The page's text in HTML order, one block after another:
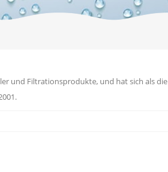
und Filtrationsprodukte, und hat sich als die